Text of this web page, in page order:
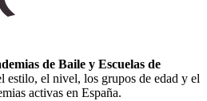
de Baile y Escuelas de
estilo, el nivel, los grupos de edad y el
activas en España.